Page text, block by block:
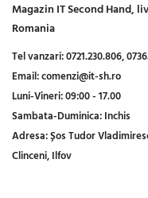
Magazin IT Second Hand,
Romania
Tel vanzari:0721.230.806,
Email:comenzi@it-sh.ro
Luni-Vineri:09:00 - 17.00
Sambata-Duminica:Inchis
Adresa:Șos Tudor
Clinceni, Ilfov